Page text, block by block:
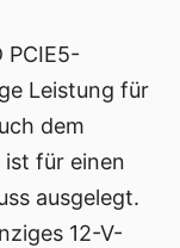
PCIE5-
Leistung für
dem
ist für einen
ausgelegt.
12-V-